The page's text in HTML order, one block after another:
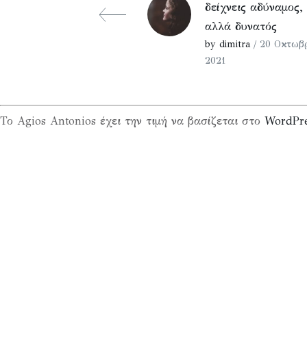
δείχνεις αδύναμος,
αλλά δυνατός
by dimitra / 20
2021
Το Agios Antonios έχει την τιμή να βασίζεται στο